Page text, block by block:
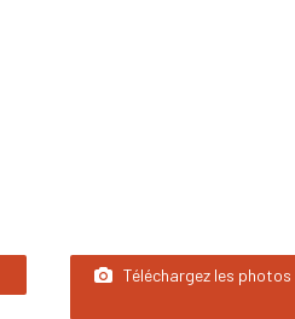
Téléchargez les